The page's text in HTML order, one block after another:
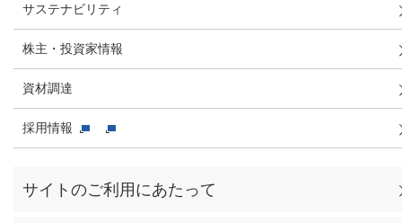
サステナビリティ
株主・投資家情報
資材調達
採用情報
サイトのご利用にあたって